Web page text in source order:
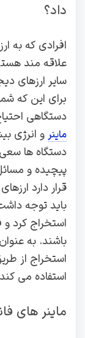
داد؟
افرادی که به
علاقه مند
سایر ارزهای
برای این که
دستگاهی
ماینر و انرژی
دستگاه ها
پیچیده و
قرار دارد
باید توجه
استخراج کرد
باشند. به
استخراج از
استفاده می
ماینر های